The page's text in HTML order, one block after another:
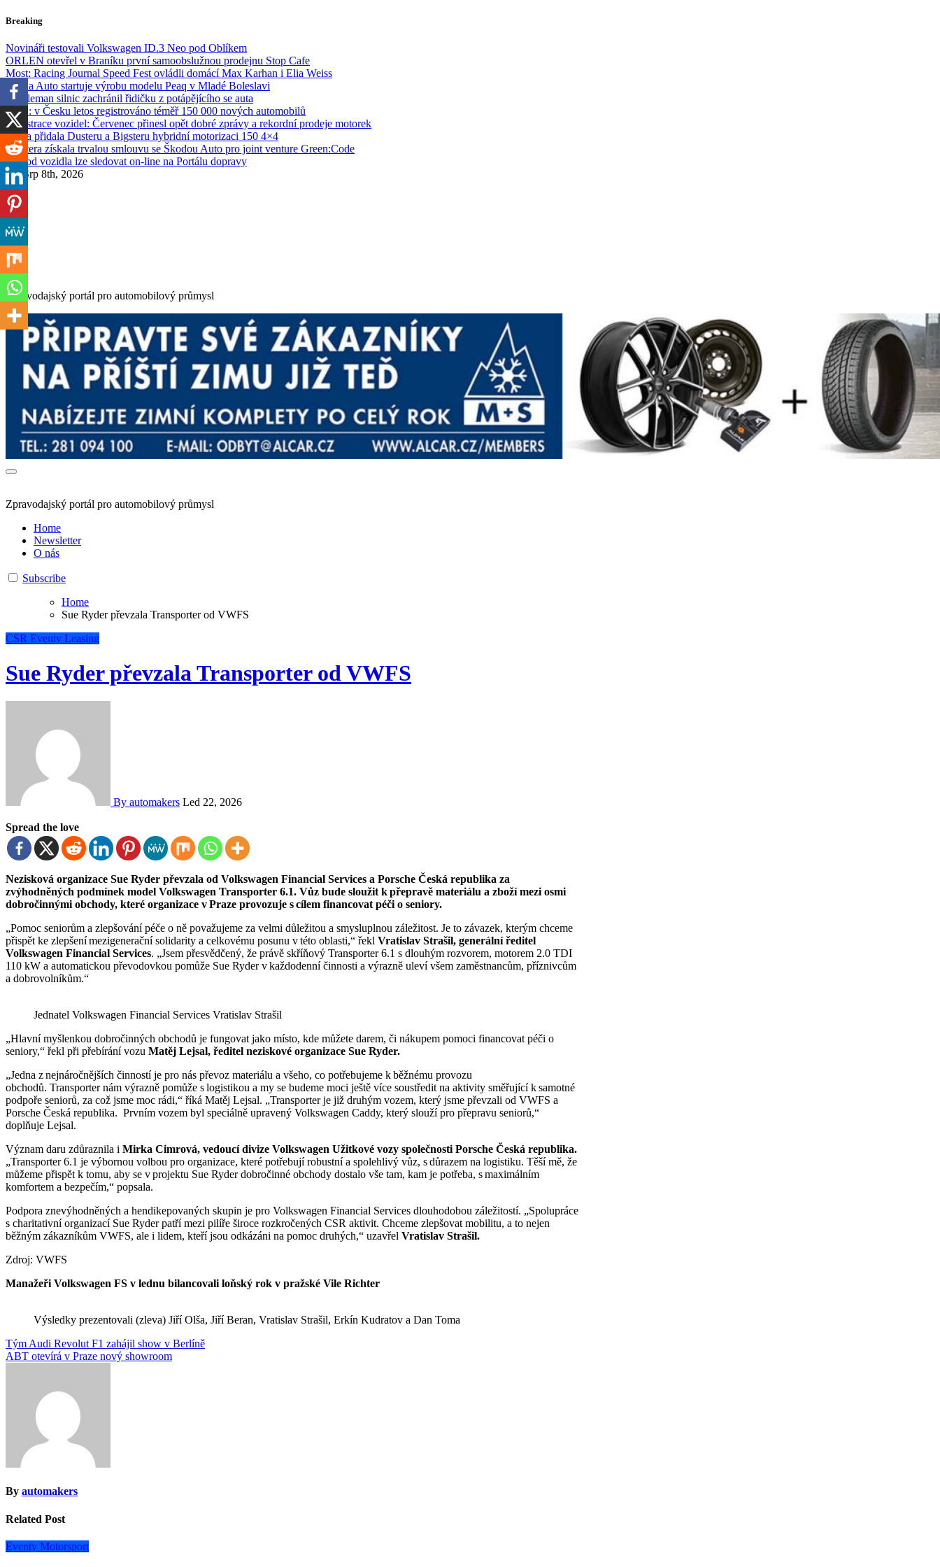
Skip
content
Breaking
Novináři testovali Volkswagen ID.3 Neo pod Oblíkem
ORLEN otevřel v Braníku první samoobslužnou prodejnu Stop Cafe
Most: Racing Journal Speed Fest ovládli domácí Max Karhan i Elia Weiss
Škoda Auto startuje výrobu modelu Peaq v Mladé Boleslavi
Gentleman silnic zachránil řidičku z potápějícího se auta
SDA: v Česku letos registrováno téměř 150 000 nových automobilů
Registrace vozidel: Červenec přinesl opět dobré zprávy a rekordní prodeje motorek
Dacia přidala Dusteru a Bigsteru hybridní motorizaci 150 4×4
Etnetera získala trvalou smlouvu se Škodou Auto pro joint venture Green:Code
Převod vozidla lze sledovat on-line na Portálu dopravy
So. Srp 8th, 2026
Zpravodajský portál pro automobilový průmysl
Zpravodajský portál pro automobilový průmysl
Home
Newsletter
O nás
Subscribe
Home
Sue Ryder převzala Transporter od VWFS
CSR Eventy Leasing
Sue Ryder převzala Transporter od VWFS
By automakers Led 22, 2026
Spread the love
Nezisková organizace Sue Ryder převzala od Volkswagen Financial Services a Porsche Česká republika za
zvýhodněných podmínek model Volkswagen Transporter 6.1. Vůz bude sloužit k přepravě materiálu a zboží mezi osmi
dobročinnými obchody, které organizace v Praze provozuje s cílem financovat péči o seniory.
„Pomoc seniorům a zlepšování péče o ně považujeme za velmi důležitou a smysluplnou záležitost. Je to závazek, kterým chceme
přispět ke zlepšení mezigenerační solidarity a celkovému posunu v této oblasti,“ řekl Vratislav Strašil, generální ředitel
Volkswagen Financial Services. „Jsem přesvědčený, že právě skříňový Transporter 6.1 s dlouhým rozvorem, motorem 2.0 TDI
110 kW a automatickou převodovkou pomůže Sue Ryder v každodenní činnosti a výrazně uleví všem zaměstnancům, příznivcům
a dobrovolníkům.“
Jednatel Volkswagen Financial Services Vratislav Strašil
„Hlavní myšlenkou dobročinných obchodů je fungovat jako místo, kde můžete darem, či nákupem pomoci financovat péči o
seniory,“ řekl při přebírání vozu Matěj Lejsal, ředitel neziskové organizace Sue Ryder.
„Jedna z nejnáročnějších činností je pro nás převoz materiálu a všeho, co potřebujeme k běžnému provozu
obchodů. Transporter nám výrazně pomůže s logistikou a my se budeme moci ještě více soustředit na aktivity směřující k samotné
podpoře seniorů, za což jsme moc rádi,“ říká Matěj Lejsal. „Transporter je již druhým vozem, který jsme převzali od VWFS a
Porsche Česká republika. Prvním vozem byl speciálně upravený Volkswagen Caddy, který slouží pro přepravu seniorů,“
doplňuje Lejsal.
Význam daru zdůraznila i Mirka Cimrová, vedoucí divize Volkswagen Užitkové vozy společnosti Porsche Česká republika.
„Transporter 6.1 je výbornou volbou pro organizace, které potřebují robustní a spolehlivý vůz, s důrazem na logistiku. Těší mě, že
můžeme přispět k tomu, aby se v projektu Sue Ryder dobročinné obchody dostalo vše tam, kam je potřeba, s maximálním
komfortem a bezpečím,“ popsala.
Podpora znevýhodněných a hendikepovaných skupin je pro Volkswagen Financial Services dlouhodobou záležitostí. „Spolupráce
s charitativní organizací Sue Ryder patří mezi pilíře široce rozkročených CSR aktivit. Chceme zlepšovat mobilitu, a to nejen
běžným zákazníkům VWFS, ale i lidem, kteří jsou odkázáni na pomoc druhých,“ uzavřel Vratislav Strašil.
Zdroj: VWFS
Manažeři Volkswagen FS v lednu bilancovali loňský rok v pražské Vile Richter
Výsledky prezentovali (zleva) Jiří Olša, Jiří Beran, Vratislav Strašil, Erkín Kudratov a Dan Toma
Navigace
pro
Tým Audi Revolut F1 zahájil show v Berlíně
ABT otevírá v Praze nový showroom
By automakers
Related Post
Eventy Motorsport